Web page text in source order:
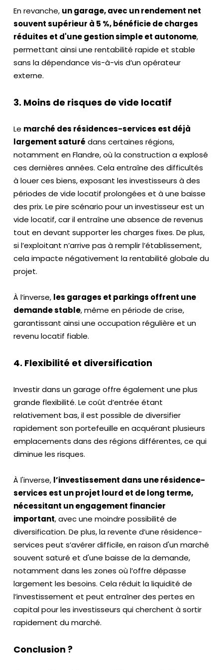
En revanche, un garage, avec un rendement net
souvent supérieur à 5 %, bénéficie de charges
réduites et d'une gestion simple et autonome,
permettant ainsi une rentabilité rapide et stable
sans la dépendance vis-à-vis d’un opérateur
externe.
3. Moins de risques de vide locatif
Le marché des résidences-services est déjà
largement saturé dans certaines régions,
notamment en Flandre, où la construction a explosé
ces dernières années. Cela entraîne des difficultés
à louer ces biens, exposant les investisseurs à des
périodes de vide locatif prolongées et à une baisse
des prix. Le pire scénario pour un investisseur est un
vide locatif, car il entraîne une absence de revenus
tout en devant supporter les charges fixes. De plus,
si l’exploitant n’arrive pas à remplir l’établissement,
cela impacte négativement la rentabilité globale du
projet.
À l’inverse, les garages et parkings offrent une
demande stable, même en période de crise,
garantissant ainsi une occupation régulière et un
revenu locatif fiable.
4. Flexibilité et diversification
Investir dans un garage offre également une plus
grande flexibilité. Le coût d’entrée étant
relativement bas, il est possible de diversifier
rapidement son portefeuille en acquérant plusieurs
emplacements dans des régions différentes, ce qui
diminue les risques.
À l'inverse, l’investissement dans une résidence-
services est un projet lourd et de long terme,
nécessitant un engagement financier
important, avec une moindre possibilité de
diversification. De plus, la revente d’une résidence-
services peut s’avérer difficile, en raison d'un marché
souvent saturé et d'une baisse de la demande,
notamment dans les zones où l’offre dépasse
largement les besoins. Cela réduit la liquidité de
l’investissement et peut entraîner des pertes en
capital pour les investisseurs qui cherchent à sortir
rapidement du marché.
Conclusion ?